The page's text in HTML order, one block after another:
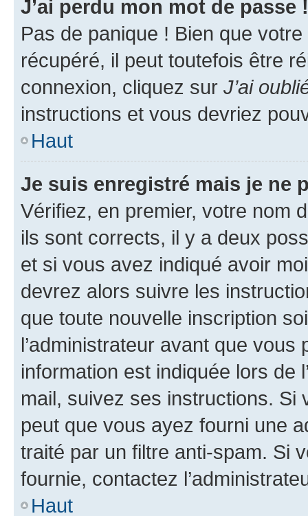
J’ai perdu mon mot de passe !
Pas de panique ! Bien que
récupéré, il peut toutefois être
connexion, cliquez sur J’ai
instructions et vous devriez
Haut
Je suis enregistré mais je ne
Vérifiez, en premier, votre nom
ils sont corrects, il y a deux
et si vous avez indiqué avoir
devrez alors suivre les
que toute nouvelle inscription
l’administrateur avant que
information est indiquée lors de
mail, suivez ses instructions. Si
peut que vous ayez fourni une
traité par un filtre anti-spam. Si
fournie, contactez
Haut